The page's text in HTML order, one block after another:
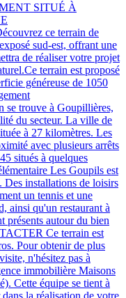
SITUÉ À
ce terrain de
sud-est, offrant une
de réaliser votre projet
terrain est proposé
généreuse de 1050
trouve à Goupillières,
du secteur. La ville de
à 27 kilomètres. Les
avec plusieurs arrêts
situés à quelques
Les Goupils est
Des installations de loisirs
un tennis et une
ainsi qu'un restaurant à
présents autour du bien
Ce terrain est
Pour obtenir de plus
n'hésitez pas à
immobilière Maisons
Cette équipe se tient à
la réalisation de votre